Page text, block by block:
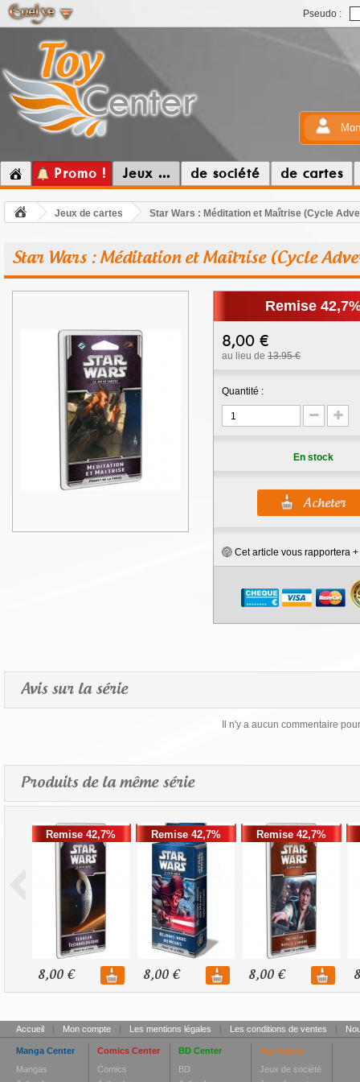
Pseudo :
Promo ! Jeux ... de société de cartes
Jeux de cartes Star Wars : Méditation et Maîtrise (Cycle
Star Wars : Méditation et Maîtrise (Cycle
Remise
8,00 €
au lieu de 13.95 €
Quantité :
En stock
Cet article vous rapportera +
Avis sur la série
Il n'y a aucun commentaire
Produits de la même série
Remise 42,7%
8,00 €
Remise 42,7%
8,00 €
Remise 42,7%
8,00 €
Accueil | Mon compte | Les mentions légales | Les conditions de ventes |
Manga Center
Mangas
Comics Center
Comics
BD Center
BD
Toy Center
Jeux de société